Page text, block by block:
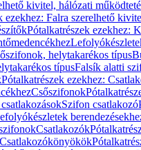
kivitel, hálózati
ezekhez: Falra szerelhető
Pótalkatrészek ezekhez:
helytakarékos típus
típusFalsík alatti
Pótalkatrészek ezekhez:
Csőszifonok
Szifon csatlakozó
Csatlakozók
Csatlakozókönyökök